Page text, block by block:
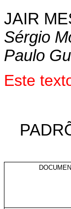
JAIR
Sérgio
Paulo
Este